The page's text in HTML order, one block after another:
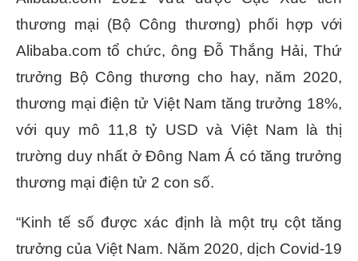
thương mại (Bộ Công thương) phối hợp với
Alibaba.com tổ chức, ông Đỗ Thắng Hải, Thứ
trưởng Bộ Công thương cho hay, năm 2020,
thương mại điện tử Việt Nam tăng trưởng 18%,
với quy mô 11,8 tỷ USD và Việt Nam là thị
trường duy nhất ở Đông Nam Á có tăng trưởng
thương mại điện tử 2 con số.
“Kinh tế số được xác định là một trụ cột tăng
trưởng của Việt Nam. Năm 2020, dịch Covid-19